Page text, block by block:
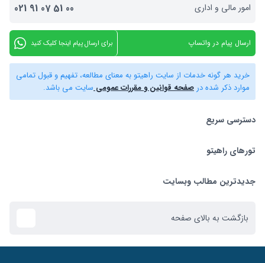
امور مالی و اداری 021 91 07 51 00
ارسال پیام در واتساپ برای ارسال پیام اینجا کلیک کنید
خرید هر گونه خدمات از سایت راهیتو به معنای مطالعه، تفهیم و قبول تمامی
موارد ذکر شده در صفحه قوانین و مقررات عمومیسایت می باشد.
دسترسی سریع
بلیط هواپیما
تورهای راهیتو
راهنمای استرداد بلیط
تورهای راهیتو
تور استانبول
تور کیش
جدیدترین مطالب وبسایت
بازگشت به بالای صفحه